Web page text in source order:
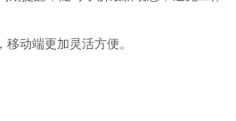
动端更加灵活方便。